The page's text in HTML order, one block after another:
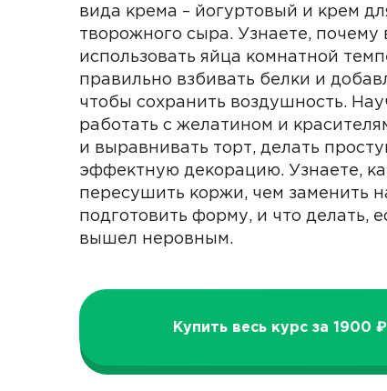
вида крема – йогуртовый и крем
творожного сыра. Узнаете, почему
использовать яйца комнатной
правильно взбивать белки и
чтобы сохранить воздушность.
работать с желатином и
и выравнивать торт, делать
эффектную декорацию. Узнаете,
пересушить коржи, чем заменить
подготовить форму, и что делать,
вышел неровным.
Купить весь курс за 1900 ₽